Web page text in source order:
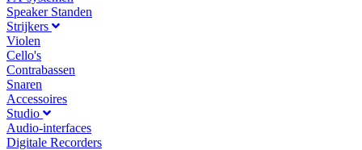
Speaker Standen
Strijkers
Violen
Cello's
Contrabassen
Snaren
Accessoires
Studio
Audio-interfaces
Digitale Recorders